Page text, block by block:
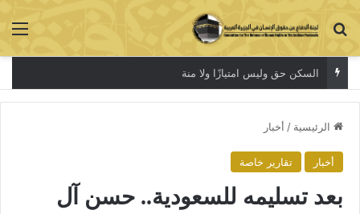
بحث عن
السكن حق وليس امتيازًا ولا منة
الرئيسية / أخبار
أخبار تقارير خاصة
بعد تسليمه للسعودية.. حسن آل